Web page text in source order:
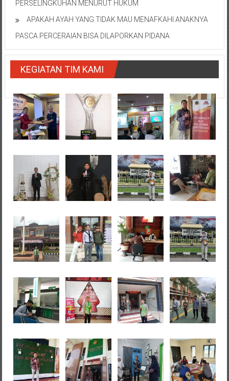
PERSELINGKUHAN MENURUT HUKUM
APAKAH AYAH YANG TIDAK MAU MENAFKAHI ANAKNYA
PASCA PERCERAIAN BISA DILAPORKAN PIDANA
KEGIATAN TIM KAMI